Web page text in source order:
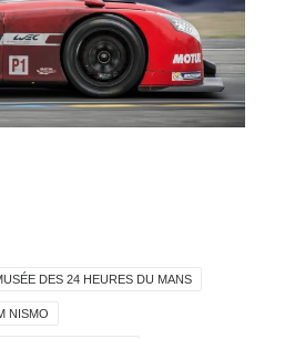
DES 24 HEURES DU MANS
NISMO